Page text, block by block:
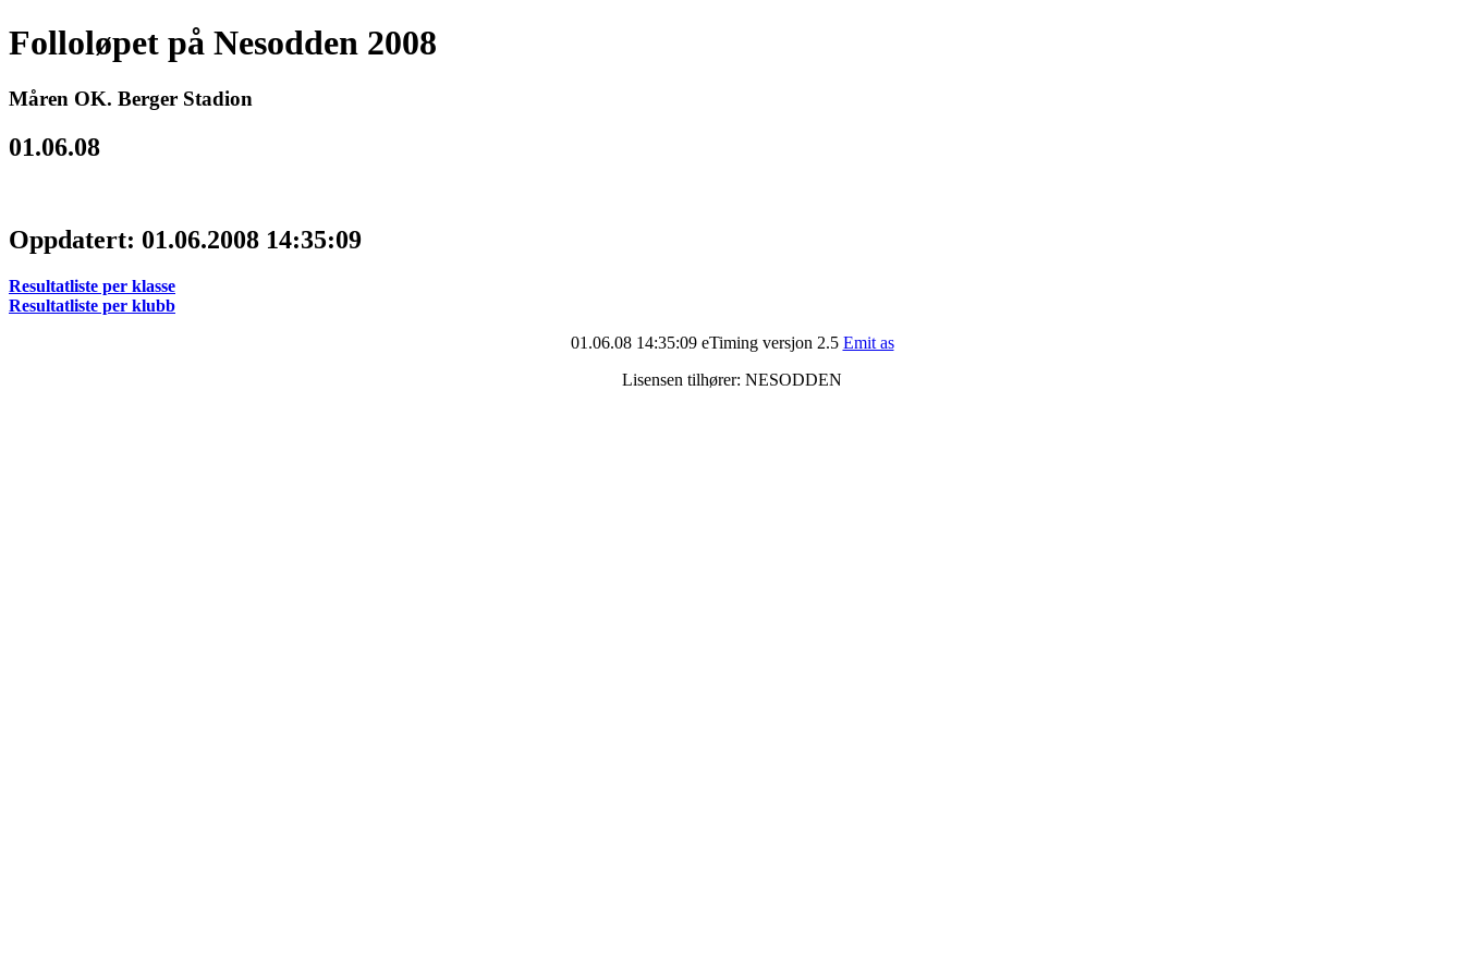
Folloløpet på Nesodden 2008
Måren OK. Berger Stadion
01.06.08
Oppdatert: 01.06.2008 14:35:09
Resultatliste per klasse
Resultatliste per klubb
01.06.08 14:35:09 eTiming versjon 2.5 Emit as
Lisensen tilhører: NESODDEN